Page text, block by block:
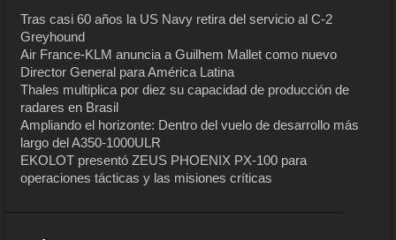
Tras casi 60 años la US Navy retira del servicio al C-2
Greyhound
Air France-KLM anuncia a Guilhem Mallet como nuevo
Director General para América Latina
Thales multiplica por diez su capacidad de producción de
radares en Brasil
Ampliando el horizonte: Dentro del vuelo de desarrollo más
largo del A350-1000ULR
EKOLOT presentó ZEUS PHOENIX PX-100 para
operaciones tácticas y las misiones críticas